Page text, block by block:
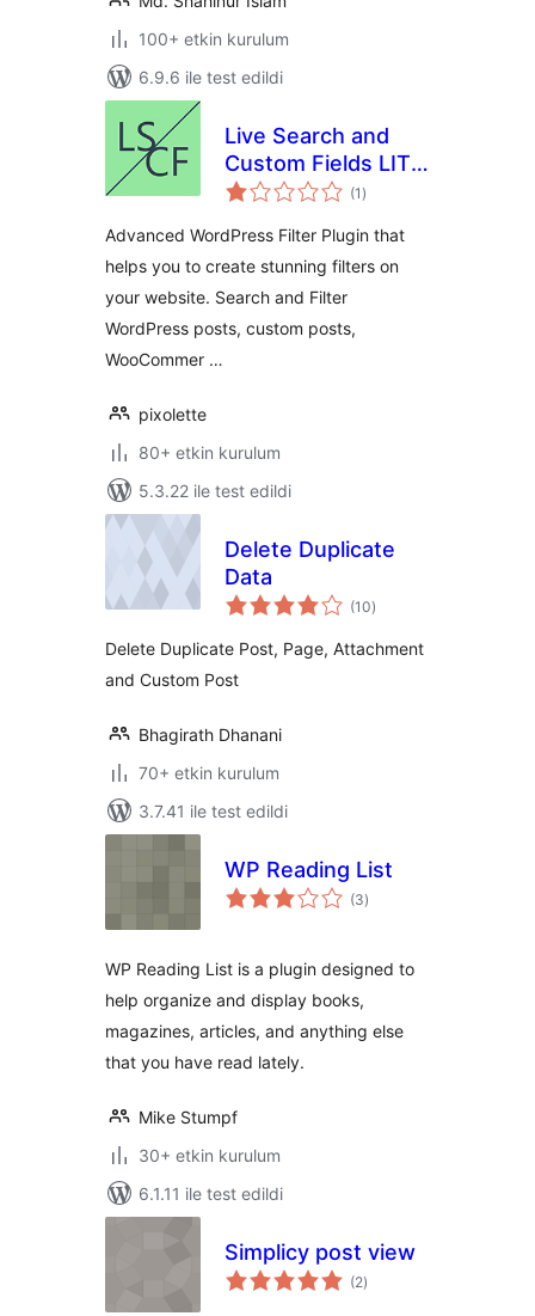
100+ etkin kurulum
6.9.6 ile test edildi
Live Search and
Custom Fields LITE
– Advanced Filter
(1 toplam
puan
)
Advanced WordPress Filter Plugin that
helps you to create stunning filters on
your website. Search and Filter
WordPress posts, custom posts,
WooCommer …
pixolette
80+ etkin kurulum
5.3.22 ile test edildi
Delete Duplicate
Data
(10toplam
puan
)
Delete Duplicate Post, Page, Attachment
and Custom Post
Bhagirath Dhanani
70+ etkin kurulum
3.7.41 ile test edildi
WP Reading List
(3toplam
puan
)
WP Reading List is a plugin designed to
help organize and display books,
magazines, articles, and anything else
that you have read lately.
Mike Stumpf
30+ etkin kurulum
6.1.11 ile test edildi
Simplicy post view
(2toplam
puan
)